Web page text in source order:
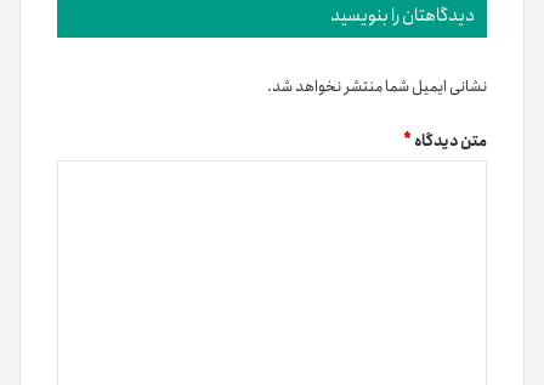
دیدگاهتان را بنویسید
نشانی ایمیل شما منتشر نخواهد شد.
متن دیدگاه*